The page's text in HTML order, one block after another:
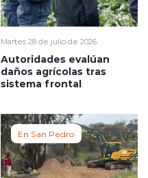
Martes 28 de julio de 2026
Autoridades evalúan
daños agrícolas tras
sistema frontal
En San Pedro